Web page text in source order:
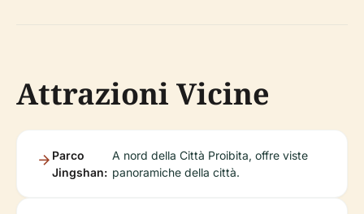
Attrazioni Vicine
Parco
Jingshan:
A nord della Città Proibita, offre viste
panoramiche della città.